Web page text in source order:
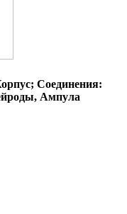
Соединения:
Ампула